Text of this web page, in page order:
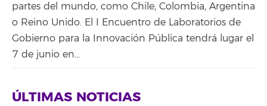
partes del mundo, como Chile, Colombia, Argentina
o Reino Unido. El I Encuentro de Laboratorios de
Gobierno para la Innovación Pública tendrá lugar el
7 de junio en...
ÚLTIMAS NOTICIAS